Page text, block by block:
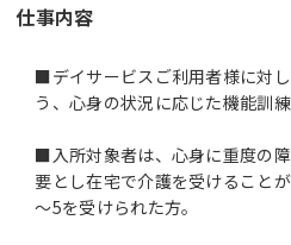
仕事内容
■デイサービスご利用者様に対
う、心身の状況に応じた機能訓練
■入所対象者は、心身に重度の
要とし在宅で介護を受けること
～5を受けられた方。